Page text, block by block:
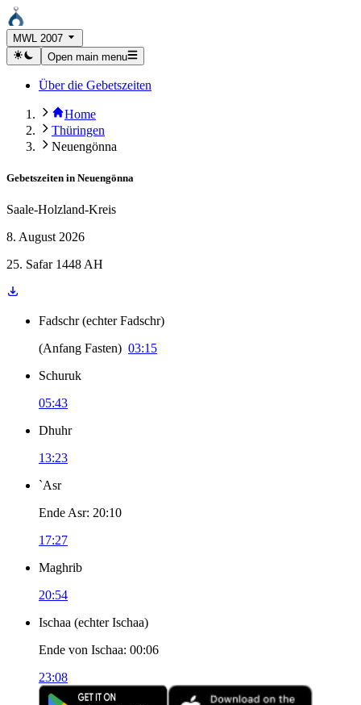
MWL 2007
Open main menu
Über die Gebetszeiten
Home
Thüringen
Neuengönna
Gebetszeiten in Neuengönna
Saale-Holzland-Kreis
8. August 2026
25. Safar 1448 AH
Fadschr (echter Fadschr)
(Anfang Fasten) 03:15
Schuruk
05:43
Dhuhr
13:23
`Asr
Ende Asr: 20:10
17:27
Maghrib
20:54
Ischaa (echter Ischaa)
Ende von Ischaa: 00:06
23:08